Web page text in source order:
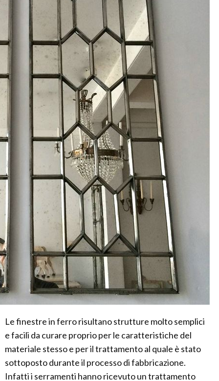
Le finestre in ferro risultano strutture molto semplici
e facili da curare proprio per le caratteristiche del
materiale stesso e per il trattamento al quale è stato
sottoposto durante il processo di fabbricazione.
Infatti i serramenti hanno ricevuto un trattamento